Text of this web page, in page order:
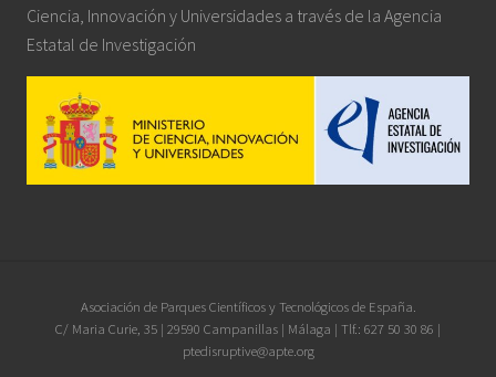
Ciencia, Innovación y Universidades a través de la Agencia
Estatal de Investigación
Footer
Asociación de Parques Científicos y Tecnológicos de España.
C/ Maria Curie, 35 | 29590 Campanillas | Málaga | Tlf.: 627 50 30 86 |
ptedisruptive@apte.org